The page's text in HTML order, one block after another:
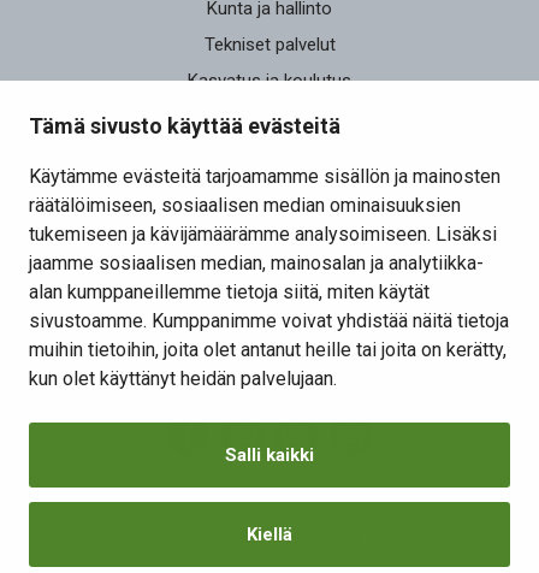
Tämä sivusto käyttää evästeitä
Käytämme evästeitä tarjoamamme sisällön ja mainosten
räätälöimiseen, sosiaalisen median ominaisuuksien
tukemiseen ja kävijämäärämme analysoimiseen. Lisäksi
jaamme sosiaalisen median, mainosalan ja analytiikka-
alan kumppaneillemme tietoja siitä, miten käytät
sivustoamme. Kumppanimme voivat yhdistää näitä tietoja
muihin tietoihin, joita olet antanut heille tai joita on kerätty,
kun olet käyttänyt heidän palvelujaan.
Salli kaikki
Kiellä
Kunta ja hallinto
Tekniset palvelut
Kasvatus ja koulutus
Elinvoima
Osallistu ja vaikuta
Kansalaisaloite
Lomakkeet
Tietosuojaseloste
Saavutettavuusseloste